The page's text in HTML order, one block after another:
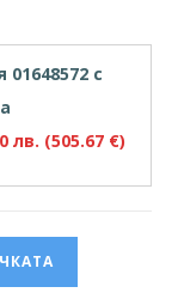
с
лв. (505.67 €)